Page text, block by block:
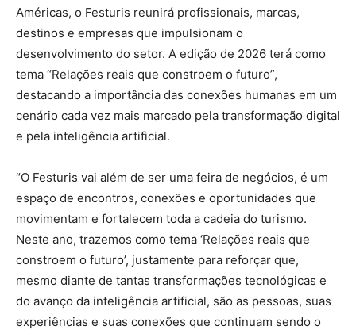
Américas, o Festuris reunirá profissionais, marcas,
destinos e empresas que impulsionam o
desenvolvimento do setor. A edição de 2026 terá como
tema “Relações reais que constroem o futuro”,
destacando a importância das conexões humanas em um
cenário cada vez mais marcado pela transformação digital
e pela inteligência artificial.
“O Festuris vai além de ser uma feira de negócios, é um
espaço de encontros, conexões e oportunidades que
movimentam e fortalecem toda a cadeia do turismo.
Neste ano, trazemos como tema ‘Relações reais que
constroem o futuro’, justamente para reforçar que,
mesmo diante de tantas transformações tecnológicas e
do avanço da inteligência artificial, são as pessoas, suas
experiências e suas conexões que continuam sendo o